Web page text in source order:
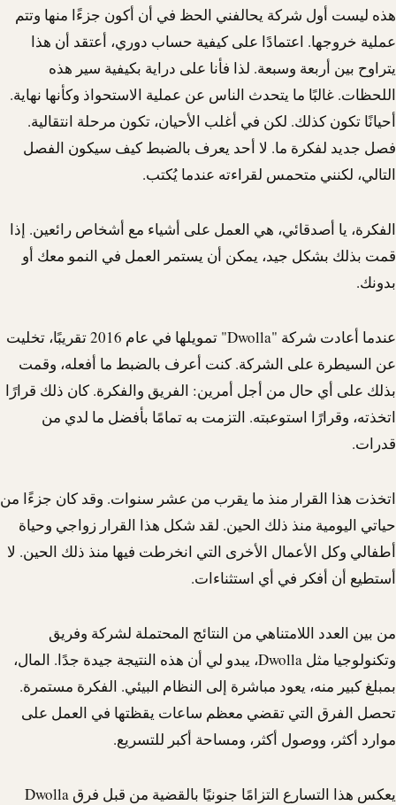
هذه ليست أول شركة يحالفني الحظ في أن أكون جزءًا منها وتتم
عملية خروجها. اعتمادًا على كيفية حساب دوري، أعتقد أن هذا
يتراوح بين أربعة وسبعة. لذا فأنا على دراية بكيفية سير هذه
اللحظات. غالبًا ما يتحدث الناس عن عملية الاستحواذ وكأنها نهاية.
أحيانًا تكون كذلك. لكن في أغلب الأحيان، تكون مرحلة انتقالية.
فصل جديد لفكرة ما. لا أحد يعرف بالضبط كيف سيكون الفصل
التالي، لكنني متحمس لقراءته عندما يُكتب.
الفكرة، يا أصدقائي، هي العمل على أشياء مع أشخاص رائعين. إذا
قمت بذلك بشكل جيد، يمكن أن يستمر العمل في النمو معك أو
بدونك.
عندما أعادت شركة "Dwolla
" تمويلها في عام 2016 تقريبًا، تخليت
عن السيطرة على الشركة. كنت أعرف بالضبط ما أفعله، وقمت
بذلك على أي حال من أجل أمرين: الفريق والفكرة. كان ذلك قرارًا
اتخذته، وقرارًا استوعبته. التزمت به تمامًا بأفضل ما لدي من
قدرات.
اتخذت هذا القرار منذ ما يقرب من عشر سنوات. وقد كان جزءًا من
حياتي اليومية منذ ذلك الحين. لقد شكل هذا القرار زواجي وحياة
أطفالي وكل الأعمال الأخرى التي انخرطت فيها منذ ذلك الحين. لا
أستطيع أن أفكر في أي استثناءات.
من بين العدد اللامتناهي من النتائج المحتملة لشركة وفريق
وتكنولوجيا مثل Dwolla، يبدو لي أن هذه النتيجة جيدة جدًا. المال،
بمبلغ كبير منه، يعود مباشرة إلى النظام البيئي. الفكرة مستمرة.
تحصل الفرق التي تقضي معظم ساعات يقظتها في العمل على
موارد أكثر، ووصول أكثر، ومساحة أكبر للتسريع.
يعكس هذا التسارع التزامًا جنونيًا بالقضية من قبل فرق Dwolla